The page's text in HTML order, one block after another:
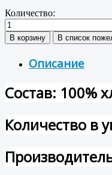
Количество:
Описание
Состав: 100%
Количество в